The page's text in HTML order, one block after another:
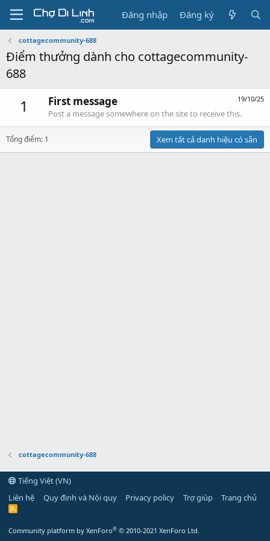
Đăng nhập Đăng ký
cottagecommunity-688
Điểm thưởng dành cho cottagecommunity-
688
1 19/10/25
First message
Post a message somewhere on the site to receive this.
Tổng điểm: 1 Xem tất cả danh hiệu có sẵn
cottagecommunity-688
Tiếng Việt (VN)
Liên hệ
Quy định và Nội quy Privacy policy Trợ giúp Trang chủ
R
Community platform by XenForo® © 2010-2021 XenForo Ltd.